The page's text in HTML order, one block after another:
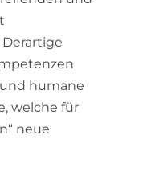
humane
welche für
neue